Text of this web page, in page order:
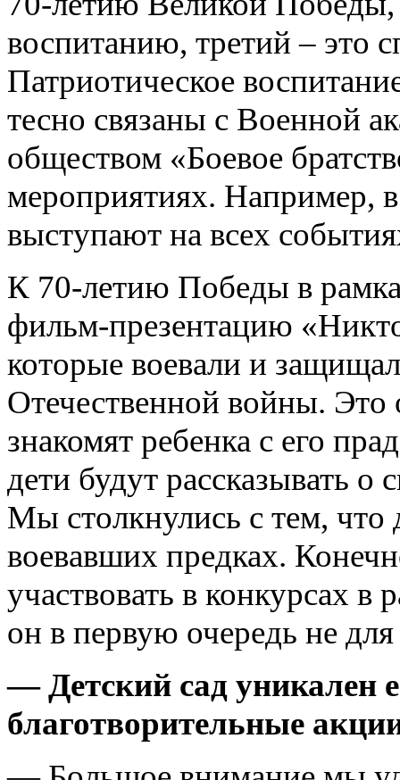
воспитанию, третий – это
Патриотическое
тесно связаны с Военной
обществом «Боевое
мероприятиях. Например,
выступают на всех
К 70-летию Победы в
фильм-презентацию
которые воевали и
Отечественной войны.
знакомят ребенка с его
дети будут рассказывать
Мы столкнулись с тем, что
воевавших предках.
участвовать в конкурсах
он в первую очередь не для
— Детский сад уникален
благотворительные